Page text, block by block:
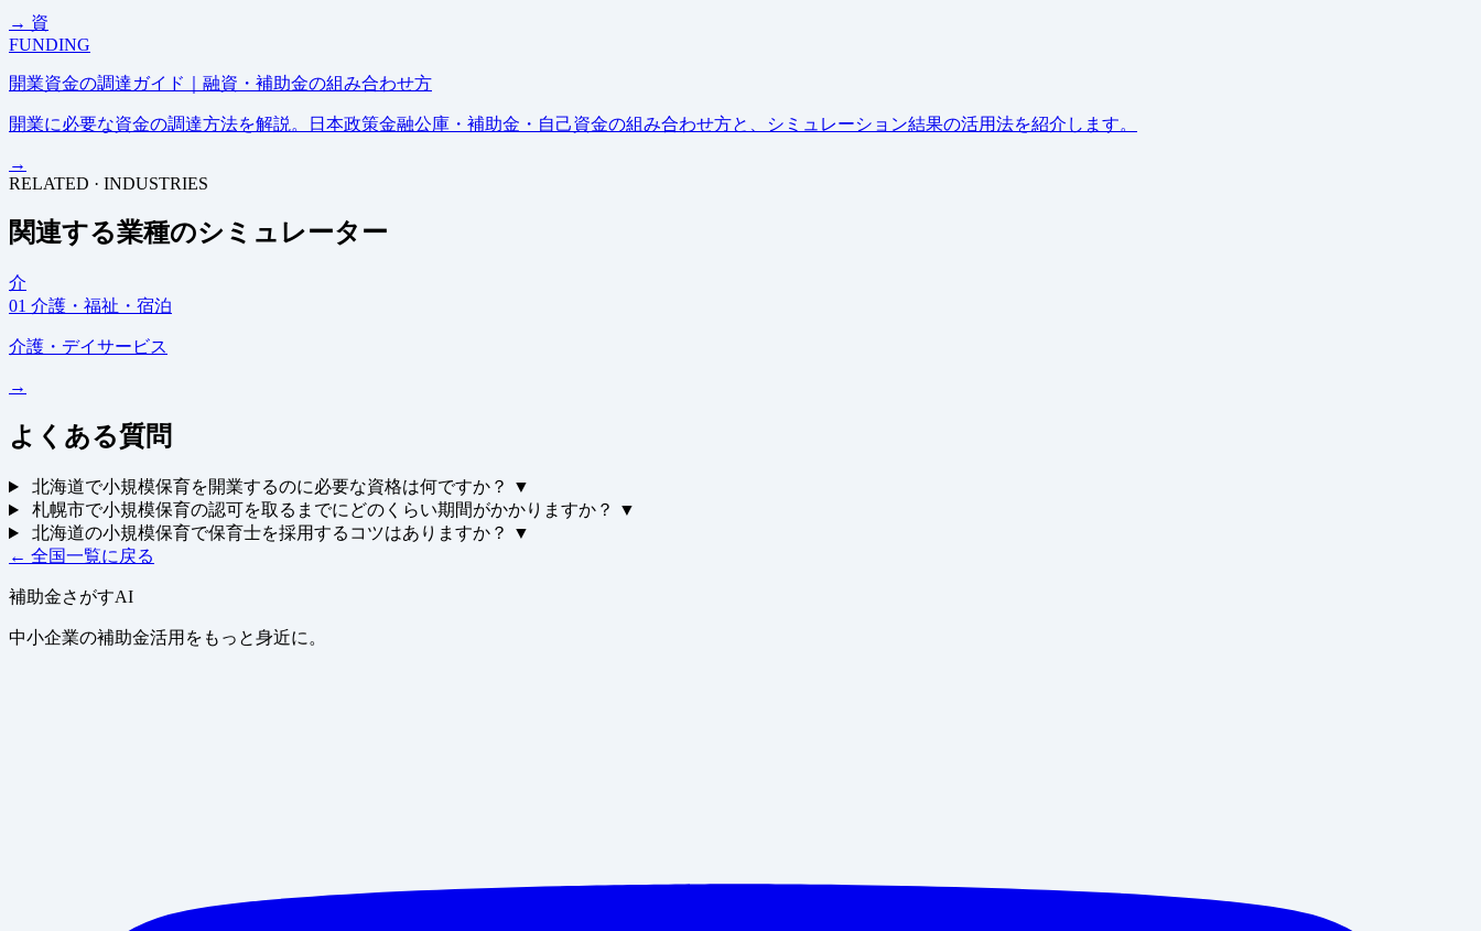
→ 資
FUNDING
開業資金の調達ガイド｜融資・補助金の組み合わせ方
開業に必要な資金の調達方法を解説。日本政策金融公庫・補助金・自己資金の組み合わせ方と、シミュレーション結果の活用法を紹介します。
→
RELATED · INDUSTRIES
関連する業種のシミュレーター
介
01 介護・福祉・宿泊
介護・デイサービス
→
よくある質問
北海道で小規模保育を開業するのに必要な資格は何ですか？
▼
札幌市で小規模保育の認可を取るまでにどのくらい期間がかかりますか？
▼
北海道の小規模保育で保育士を採用するコツはありますか？
▼
← 全国一覧に戻る
補助金さがすAI
中小企業の補助金活用をもっと身近に。